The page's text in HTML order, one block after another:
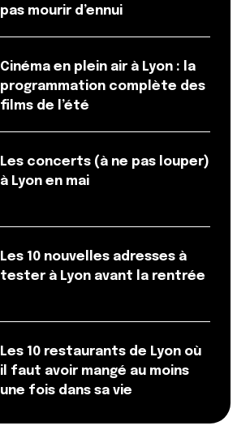
pas mourir d’ennui
Cinéma en plein air à Lyon : la
programmation complète des
films de l’été
Les concerts (à ne pas louper)
à Lyon en mai
Les 10 nouvelles adresses à
tester à Lyon avant la rentrée
Les 10 restaurants de Lyon où
il faut avoir mangé au moins
une fois dans sa vie